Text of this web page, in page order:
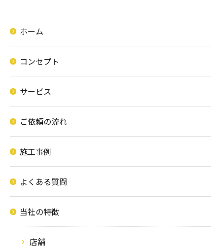
ホーム
コンセプト
サービス
ご依頼の流れ
施工事例
よくある質問
当社の特徴
店舗